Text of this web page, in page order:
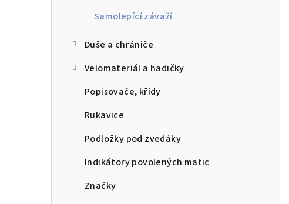
Samolepící závaží
Duše a chrániče
Velomateriál a hadičky
Popisovače, křídy
Rukavice
Podložky pod zvedáky
Indikátory povolených matic
Značky